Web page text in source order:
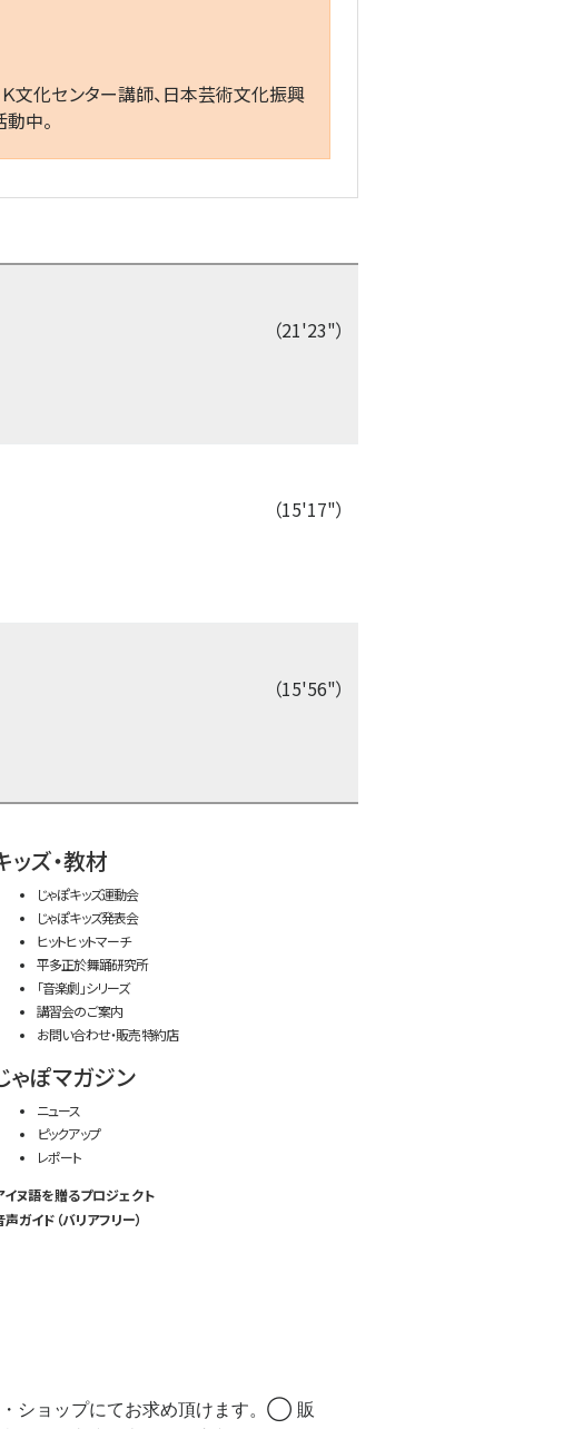
文化センター講師、日本芸術文化振興
中。
（21'23"）
（15'17"）
（15'56"）
ッズ・教材
じゃぽキッズ運動会
じゃぽキッズ発表会
ヒットヒットマーチ
平多正於舞踊研究所
「音楽劇」シリーズ
講習会のご案内
お問い合わせ・販売特約店
ゃぽマガジン
ニュース
ピックアップ
レポート
イヌ語を贈るプロジェクト
声ガイド（バリアフリー）
ショップにてお求め頂けます。◯ 販